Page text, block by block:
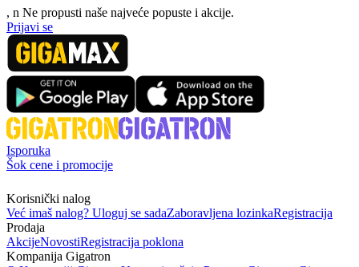
, n Ne propusti naše najveće popuste i akcije.
Prijavi se
Isporuka
Šok cene i promocije
Korisnički nalog
Već imaš nalog? Uloguj se sadaZaboravljena lozinkaRegistracija
Prodaja
AkcijeNovostiRegistracija poklona
Kompanija Gigatron